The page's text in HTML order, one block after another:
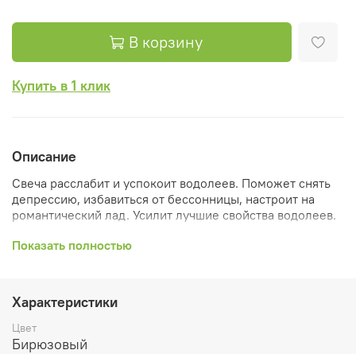
В корзину
Купить в 1 клик
Описание
Свеча расслабит и успокоит водолеев. Поможет снять
депрессию, избавиться от бессонницы, настроит на
романтический лад. Усилит лучшие свойства водолеев.
Планета – Уран;
вдохновляют, а также дают уверенность в новом
влияния.
Показать полностью
Характеристики
Цвет
Бирюзовый